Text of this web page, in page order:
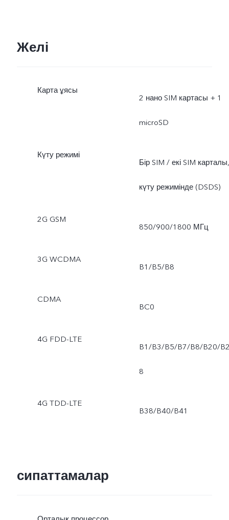
Желі
Карта ұясы
2 нано SIM картасы + 1
microSD
Күту режимі
Бір SIM / екі SIM карталы,
күту режимінде (DSDS)
2G GSM
850/900/1800 МГц
3G WCDMA
B1/B5/B8
CDMA
BC0
4G FDD-LTE
B1/B3/B5/B7/B8/B20/
8
4G TDD-LTE
B38/B40/B41
сипаттамалар